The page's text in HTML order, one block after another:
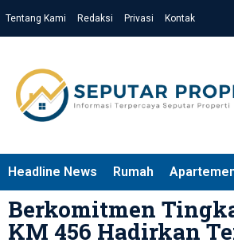
Tentang Kami Redaksi Privasi Kontak
Headline News Rumah
Berkomitmen
KM 456 Hadirkan